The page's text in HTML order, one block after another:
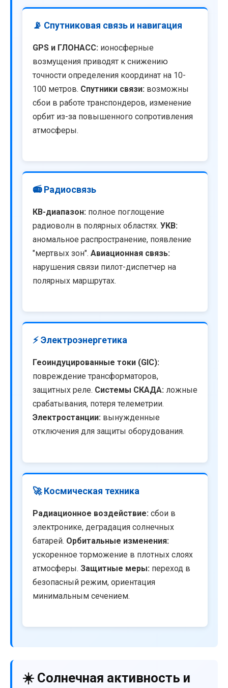
📡 Спутниковая связь и навигация
GPS и ГЛОНАСС: ионосферные
возмущения приводят к снижению
точности определения координат на 10-
100 метров. Спутники связи: возможны
сбои в работе транспондеров, изменение
орбит из-за повышенного сопротивления
атмосферы.
📻 Радиосвязь
КВ-диапазон: полное поглощение
радиоволн в полярных областях. УКВ:
аномальное распространение, появление
"мертвых зон". Авиационная связь:
нарушения связи пилот-диспетчер на
полярных маршрутах.
⚡ Электроэнергетика
Геоиндуцированные токи (GIC):
повреждение трансформаторов,
защитных реле. Системы СКАДА: ложные
срабатывания, потеря телеметрии.
Электростанции: вынужденные
отключения для защиты оборудования.
🚀 Космическая техника
Радиационное воздействие: сбои в
электронике, деградация солнечных
батарей. Орбитальные изменения:
ускоренное торможение в плотных слоях
атмосферы. Защитные меры: переход в
безопасный режим, ориентация
минимальным сечением.
☀️ Солнечная активность и